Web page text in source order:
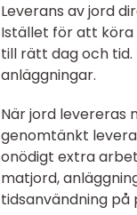
Leverans av jord
Istället för att köra
till rätt dag och
anläggningar.
När jord levereras
genomtänkt
onödigt extra
matjord,
tidsanvändning på